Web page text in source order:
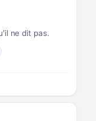
ne dit pas.